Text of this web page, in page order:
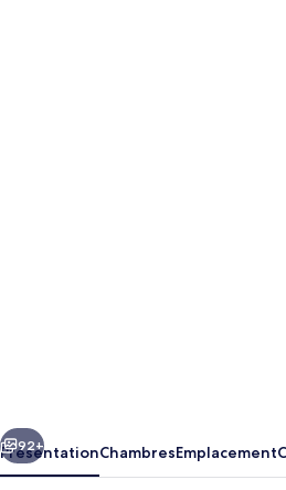
V
Suivant
92+
PrésentationChambresEmplacement